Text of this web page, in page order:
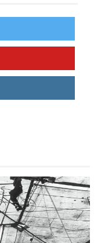
de bdp
HORA
en
360”
a atender
HORA
capacidad
flota
unidades